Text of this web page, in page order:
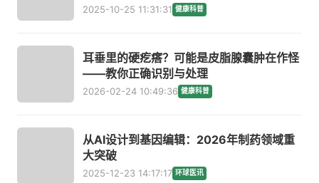
2025-10-25 11:31:31 健康科普
耳垂里的硬疙瘩？可能是皮脂腺囊肿在作怪
——教你正确识别与处理
2026-02-24 10:49:36 健康科普
从AI设计到基因编辑：2026年制药领域重
大突破
2025-12-23 14:17:17 环球医讯